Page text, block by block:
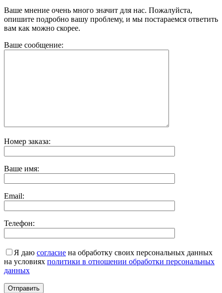
Ваше мнение очень много значит для нас. Пожалуйста,
опишите подробно вашу проблему, и мы постараемся ответить
вам как можно скорее.
Ваше сообщение:
Номер заказа:
Ваше имя:
Email:
Телефон:
Я даю согласие на обработку своих персональных данных
на условиях политики в отношении обработки персональных
данных